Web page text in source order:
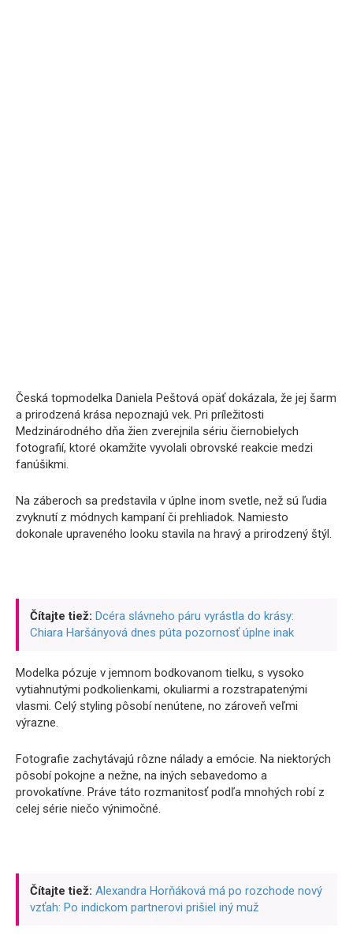
Česká topmodelka Daniela Peštová opäť dokázala, že jej šarm
a prirodzená krása nepoznajú vek. Pri príležitosti
Medzinárodného dňa žien zverejnila sériu čiernobielych
fotografií, ktoré okamžite vyvolali obrovské reakcie medzi
fanúšikmi.
Na záberoch sa predstavila v úplne inom svetle, než sú ľudia
zvyknutí z módnych kampaní či prehliadok. Namiesto
dokonale upraveného looku stavila na hravý a prirodzený štýl.
Čítajte tiež: Dcéra slávneho páru vyrástla do krásy:
Chiara Haršányová dnes púta pozornosť úplne inak
Modelka pózuje v jemnom bodkovanom tielku, s vysoko
vytiahnutými podkolienkami, okuliarmi a rozstrapatenými
vlasmi. Celý styling pôsobí nenútene, no zároveň veľmi
výrazne.
Fotografie zachytávajú rôzne nálady a emócie. Na niektorých
pôsobí pokojne a nežne, na iných sebavedomo a
provokatívne. Práve táto rozmanitosť podľa mnohých robí z
celej série niečo výnimočné.
Čítajte tiež: Alexandra Horňáková má po rozchode nový
vzťah: Po indickom partnerovi prišiel iný muž